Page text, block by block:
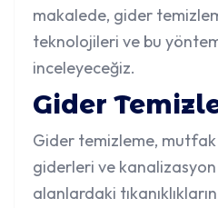
makalede, gider
teknolojileri ve bu
inceleyeceğiz.
Gider
Gider temizleme, mutfak
giderleri ve
alanlardaki